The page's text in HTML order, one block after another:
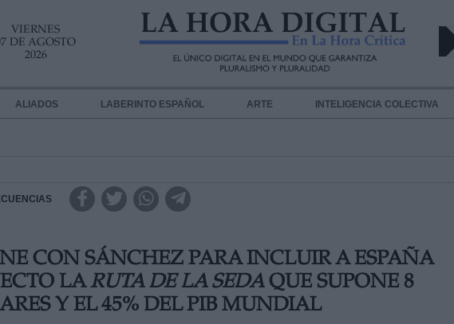
VIERNES
DE AGOSTO
2026
ALIADOS LABERINTO ESPAÑOL ARTE INTELIGENCIA COLECTIVA
CON SÁNCHEZ PARA INCLUIR A ESPAÑA
LARUTA DE LA SEDAQUE SUPONE 8
Y EL 45% DEL PIB MUNDIAL
DATOS